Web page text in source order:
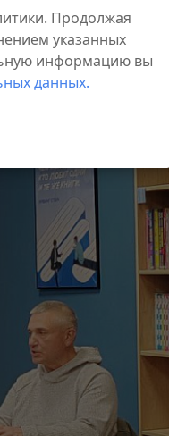
Продолжая
указанных
информацию вы
данных.